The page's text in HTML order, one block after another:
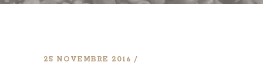
25 NOVEMBRE 2016